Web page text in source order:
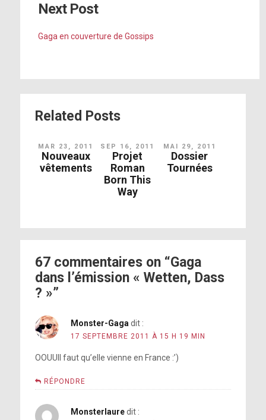
Next Post
Gaga en couverture de Gossips
Related Posts
MAR 23, 2011
Nouveaux
vêtements
SEP 16, 2011
Projet
Roman
Born This
Way
MAI 29, 2011
Dossier
Tournées
67 commentaires on “Gaga
dans l’émission « Wetten, Dass
? »”
Monster-Gaga dit :
17 SEPTEMBRE 2011 À 15 H 19 MIN
OOUUII faut qu’elle vienne en France :’)
RÉPONDRE
Monsterlaure dit :